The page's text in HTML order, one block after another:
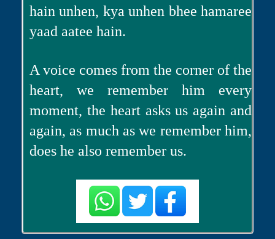
hain unhen, kya unhen bhee hamaree
yaad aatee hain.
A voice comes from the corner of the
heart, we remember him every
moment, the heart asks us again and
again, as much as we remember him,
does he also remember us.